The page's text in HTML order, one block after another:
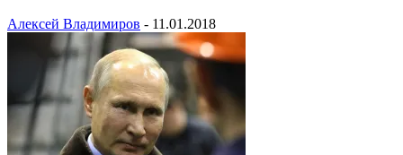
Алексей Владимиров - 11.01.2018